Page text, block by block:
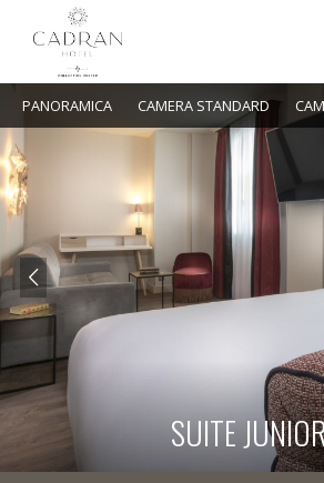
SUITE
PANORAMICA CAMERA STANDARD